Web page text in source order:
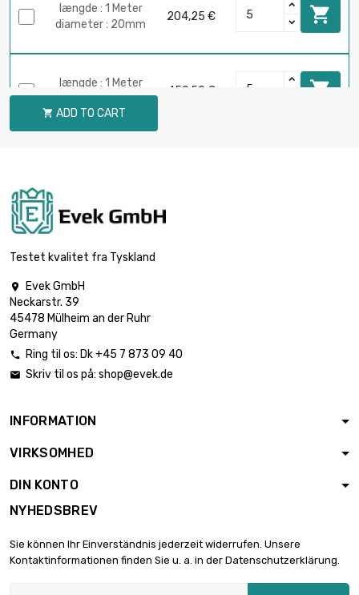
længde : 1 Meter
diameter : 20mm
204,25 € 
længde : 1 Meter
diameter : 30mm
459,50 € 
 ADD TO CART
Testet kvalitet fra Tyskland

Evek GmbH
Neckarstr. 39
45478 Mülheim an der Ruhr
Germany
 Ring til os: Dk +45 7 873 09 40
 Skriv til os på: shop@evek.de
INFORMATION
VIRKSOMHED
DIN KONTO
NYHEDSBREV
Sie können Ihr Einverständnis jederzeit widerrufen. Unsere
Kontaktinformationen finden Sie u. a. in der Datenschutzerklärung.